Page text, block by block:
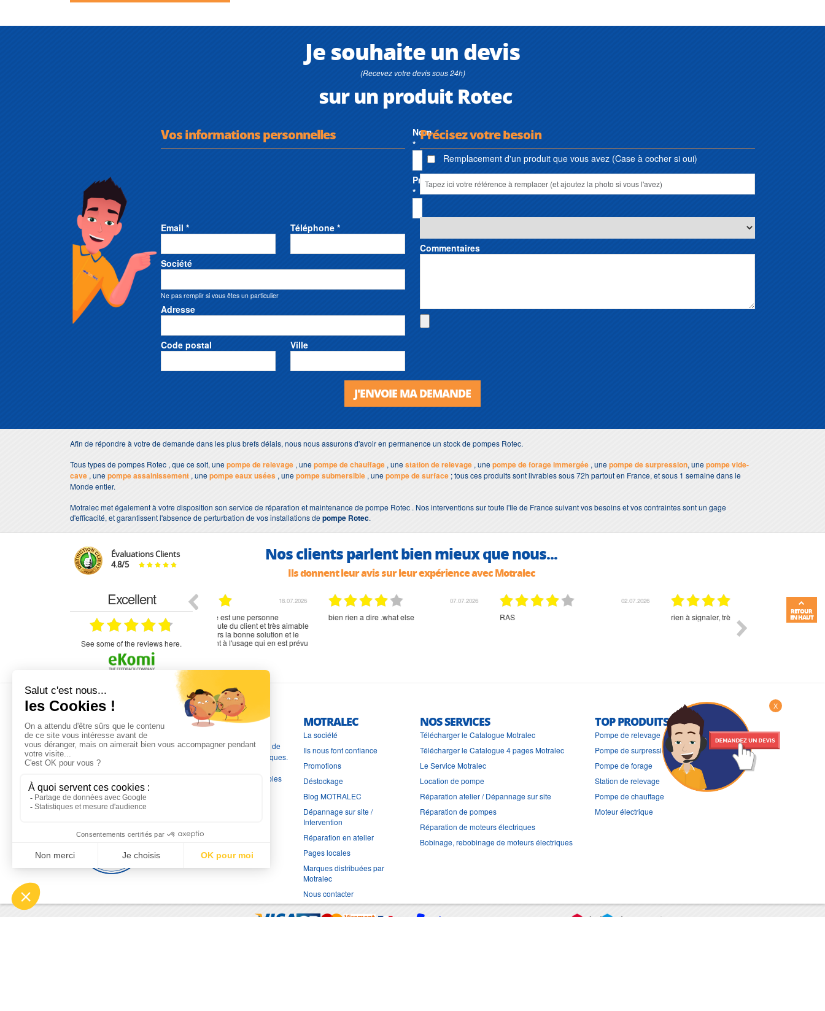
Je souhaite un devis
(Recevez votre devis sous 24h)
sur un produit Rotec
Vos informations personnelles
Nom
*
Prénom
*
Email * Téléphone *
Société
Ne pas remplir si vous êtes un particulier
Adresse
Code postal Ville
Précisez votre besoin
Remplacement d'un produit que vous avez (Case à cocher si oui)
Commentaires
J'ENVOIE MA DEMANDE
Afin de répondre à votre de demande dans les plus brefs délais, nous nous assurons d'avoir en permanence un stock de pompes Rotec.
Tous types de pompes Rotec , que ce soit, unepompe de relevage , unepompe de chauffage , unestation de relevage , unepompe de forage immergée , unepompe de surpression, unepompe vide-
cave , unepompe assainissement , unepompe eaux usées , unepompe submersible , unepompe de surface ; tous ces produits sont livrables sous 72h partout en France, et sous 1 semaine dans le
Monde entier.
Motralec met également à votre disposition son service de réparation et maintenance de pompe Rotec . Nos interventions sur toute l'Ile de France suivant vos besoins et vos contraintes sont un gage
d'efficacité, et garantissent l'absence de perturbation de vos installations depompe Rotec.
Évaluations Clients
4.8/5 Nos clients parlent bien mieux que nous...
Ils donnent leur avis sur leur expérience avec Motralec
Excellent
see some of the reviews here.
07.07.2026
bien rien a dire .what else
02.07.2026
RAS
02.07.2026
rien à signaler, très content
01.07.2026
Très bon suivi et très
L'EXPERTISE MOTRALEC
Depuis 1976, nous sommes
Franceen pompes de relevage, station de relevage, pompe de
chauffage, suppression, forage, immergée et moteurs électriques.
Nous assurons
, tout en travaillant avec les marques les plus fiables
du marché.
MOTRALEC
La société
Ils nous font confiance
Promotions
Déstockage
Blog MOTRALEC
Dépannage sur site /
Intervention
Réparation en atelier
Pages locales
Marques distribuées par
Motralec
Nous contacter
NOS SERVICES
Télécharger le Catalogue Motralec
Télécharger le Catalogue 4 pages Motralec
Le Service Motralec
Location de pompe
Réparation atelier / Dépannage sur site
Réparation de pompes
Réparation de moteurs électriques
Bobinage, rebobinage de moteurs électriques
TOP PRODUITS
Pompe de relevage
Pompe de surpression
Pompe de forage
Station de relevage
Pompe de chauffage
Moteur électrique
X
RETOUR
EN HAUT